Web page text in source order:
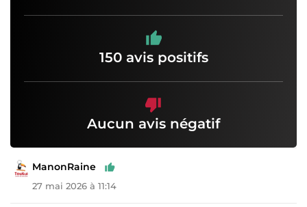
150 avis positifs
Aucun avis négatif
ManonRaine
27 mai 2026 à 11:14